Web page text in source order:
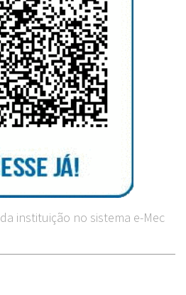
instituição no sistema e-Mec